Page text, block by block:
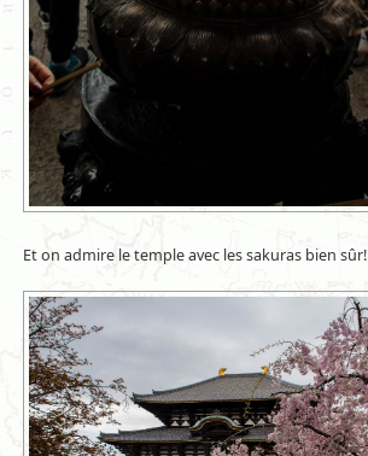
Et on admire le temple avec les sakuras bien sûr!